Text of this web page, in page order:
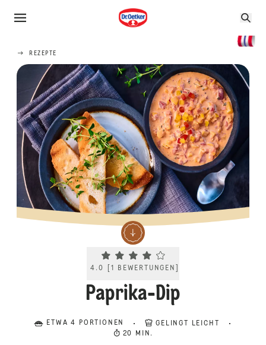
REZEPTE
Current rating 4.0. Click to rate.
4.0 1 BEWERTUNGEN
Paprika-Dip
ETWA 4 PORTIONEN
GELINGT LEICHT
20 MIN.